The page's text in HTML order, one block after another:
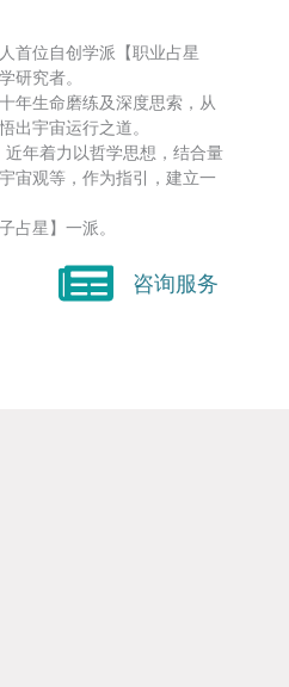
首位自创学派【职业占星
研究者。
年生命磨练及深度思索，从
出宇宙运行之道。
年着力以哲学思想，结合量
宙观等，作为指引，建立一
占星】一派。
咨询服务